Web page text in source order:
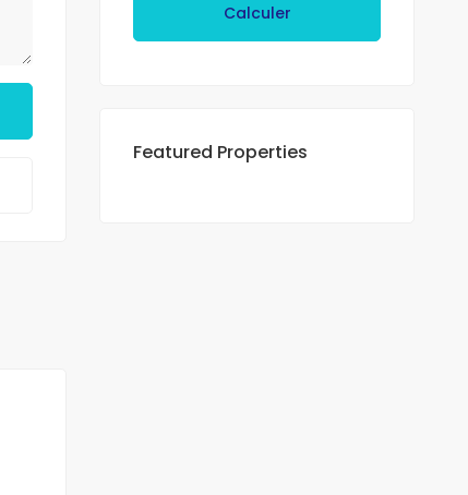
Calculer
Featured Properties